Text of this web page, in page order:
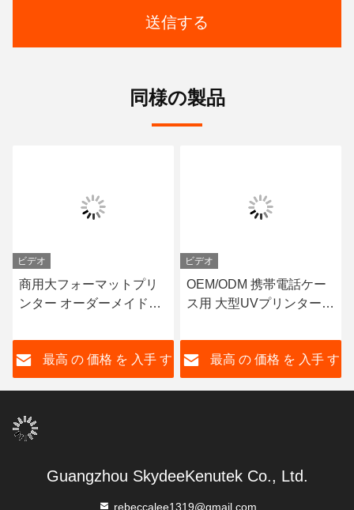
送信する
同様の製品
ビデオ
商用大フォーマットプリ
ンター オーダーメイドUV
リンター
最高 の 価格 を 入手 す
ビデオ
OEM/ODM 携帯電話ケー
ス用 大型UVプリンター
最高 の 価格 を 入手 す
Guangzhou SkydeeKenutek Co., Ltd.
rebeccalee1319@gmail.com